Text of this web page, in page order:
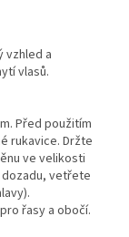
vzhled a
vlasů.
Před použitím
rukavice. Držte
ve velikosti
vetřete
řasy a obočí.